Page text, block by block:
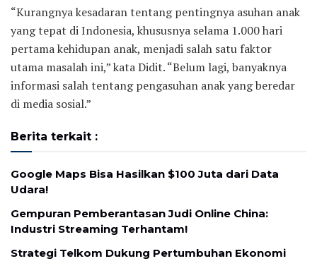
“Kurangnya kesadaran tentang pentingnya asuhan anak
yang tepat di Indonesia, khususnya selama 1.000 hari
pertama kehidupan anak, menjadi salah satu faktor
utama masalah ini,” kata Didit. “Belum lagi, banyaknya
informasi salah tentang pengasuhan anak yang beredar
di media sosial.”
Berita terkait :
Google Maps Bisa Hasilkan $100 Juta dari Data
Udara!
Gempuran Pemberantasan Judi Online China:
Industri Streaming Terhantam!
Strategi Telkom Dukung Pertumbuhan Ekonomi